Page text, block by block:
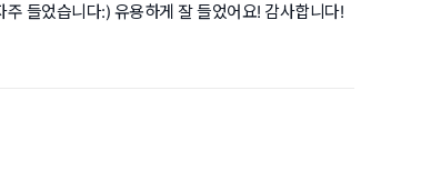
들었습니다:) 유용하게 잘 들었어요! 감사합니다!